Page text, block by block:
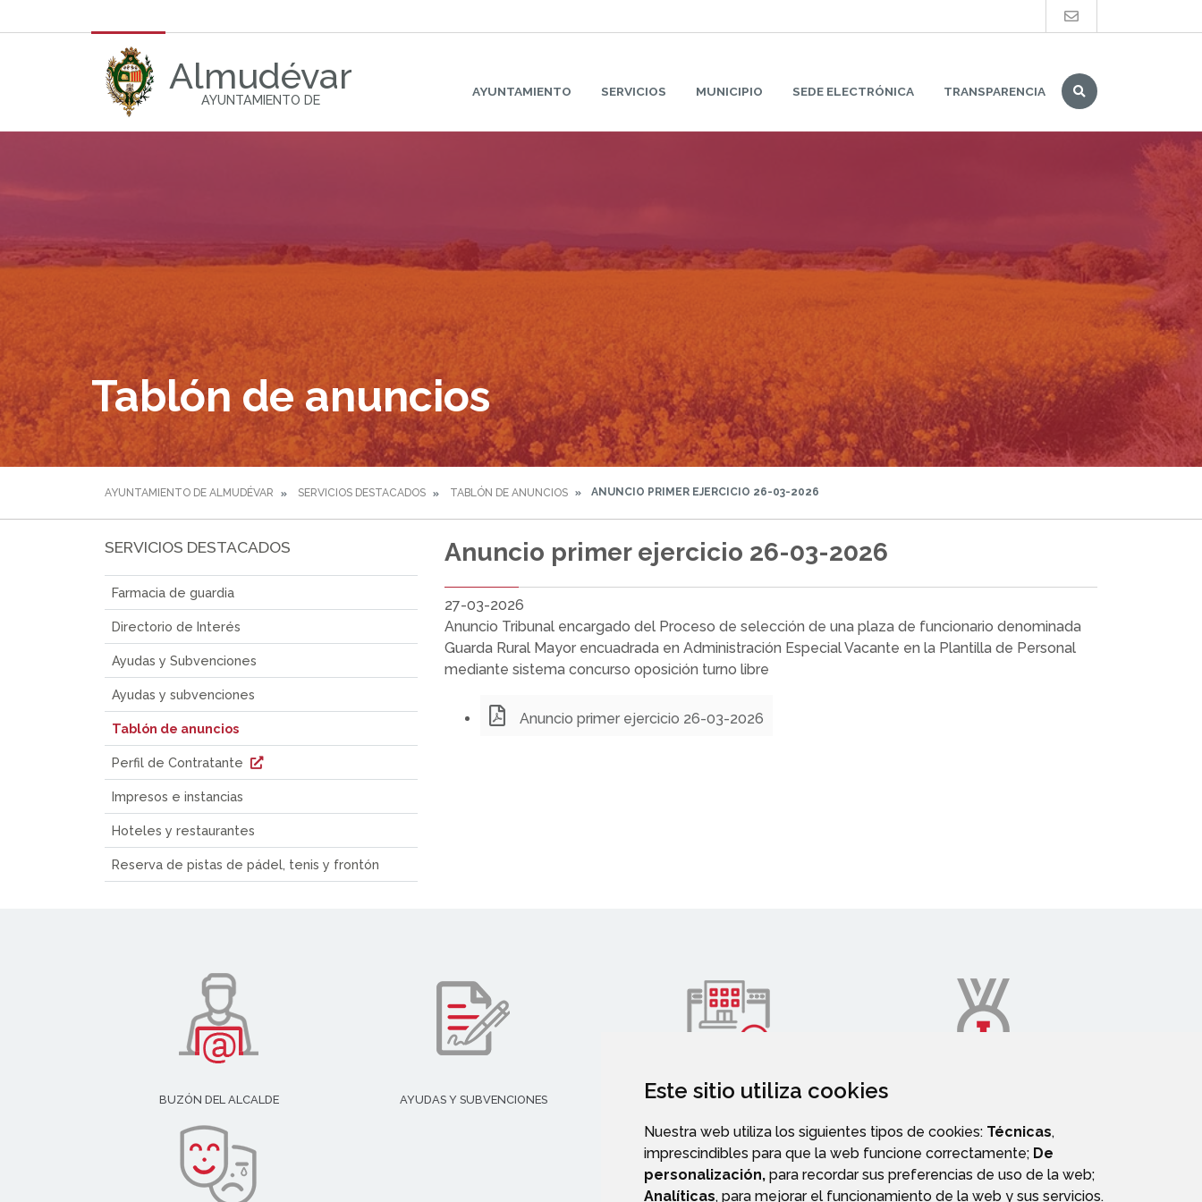
Este sitio utiliza cookies
Nuestra web utiliza los siguientes tipos de cookies: Técnicas,
imprescindibles para que la web funcione correctamente; De
personalización, para recordar sus preferencias de uso de la web;
Analíticas, para mejorar el funcionamiento de la web y sus servicios.
Almudévar
AYUNTAMIENTO DE
AYUNTAMIENTO SERVICIOS MUNICIPIO SEDE ELECTRÓNICA TRANSPARENCIA
Buscar
Tablón de anuncios
AYUNTAMIENTO DE ALMUDÉVAR SERVICIOS DESTACADOS TABLÓN DE ANUNCIOS ANUNCIO PRIMER EJERCICIO 26-03-2026
SERVICIOS DESTACADOS
Farmacia de guardia
Directorio de Interés
Ayudas y Subvenciones
Ayudas y subvenciones
Tablón de anuncios
Perfil de Contratante
Impresos e instancias
Hoteles y restaurantes
Reserva de pistas de pádel, tenis y frontón
Anuncio primer ejercicio 26-03-2026
27-03-2026
Anuncio Tribunal encargado del Proceso de selección de una plaza de funcionario denominada
Guarda Rural Mayor encuadrada en Administración Especial Vacante en la Plantilla de Personal
mediante sistema concurso oposición turno libre
Anuncio primer ejercicio 26-03-2026
BUZÓN DEL ALCALDE AYUDAS Y SUBVENCIONES TURISMO